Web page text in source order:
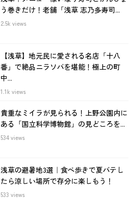
う巻きだけ！老舗「浅草 志乃多寿司...
2.5k views
【浅草】地元民に愛される名店「十八
番」で絶品ニラソバを堪能！極上の町
中...
1.1k views
貴重なミイラが見られる！上野公園内に
ある「国立科学博物館」の見どころを...
534 views
浅草の避暑地3選｜食べ歩きで夏バテし
たら涼しい場所で存分に楽しもう！
533 views